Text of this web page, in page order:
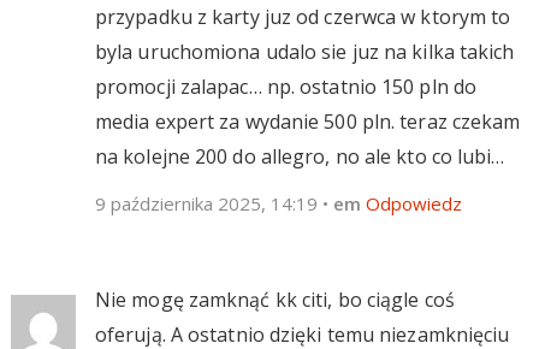
przypadku z karty juz od czerwca w ktorym to
byla uruchomiona udalo sie juz na kilka takich
promocji zalapac… np. ostatnio 150 pln do
media expert za wydanie 500 pln. teraz czekam
na kolejne 200 do allegro, no ale kto co lubi…
9 października 2025, 14:19 • em Odpowiedz
Nie mogę zamknąć kk citi, bo ciągle coś
oferują. A ostatnio dzięki temu niezamknięciu